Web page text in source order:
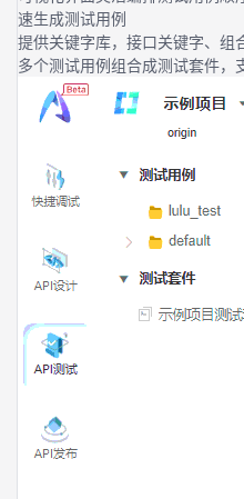
速生成测试用例
提供关键字库，接口关键字、组
多个测试用例组合成测试套件，